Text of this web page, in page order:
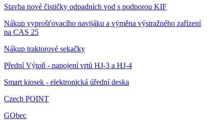
Stavba nové čističky odpadních vod s podporou KIF
Nákup vyprošťovacího navijáku a výměna výstražného zařízení
na CAS 25
Nákup traktorové sekačky
Přední Výtoň - napojení vrtů HJ-3 a HJ-4
Smart kiosek - elektronická úřední deska
Czech POINT
GObec